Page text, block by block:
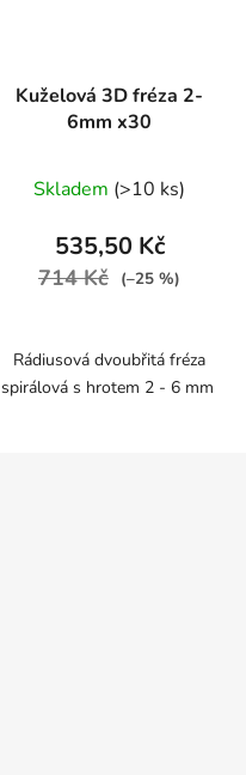
Kuželová 3D fréza 2-
6mm x30
Skladem (>10 ks)
535,50 Kč
714 Kč (–25 %)
Rádiusová dvoubřitá fréza
spirálová s hrotem 2 - 6 mm